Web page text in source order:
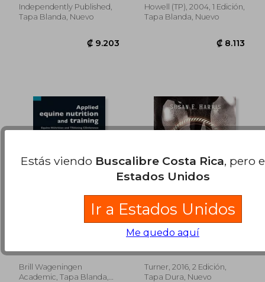
₡ 13.873
Longevity (en Inglés)
Independently Published,
Tapa Blanda, Nuevo
(en Inglés)
Howell (TP), 2004, 1 Edición,
Tapa Blanda, Nuevo
Conference
(Enutraco) 2013 (en
Inglés)
Brill Wageningen
Academic, Tapa Blanda,
and Movement:
Revised Edition (en
Turner, 2016, 2 Edición,
Tapa Dura, Nuevo
Estás viendo Buscalibre Costa Rica, pero
Estados Unidos
Ir a Estados Unidos
Me quedo aquí